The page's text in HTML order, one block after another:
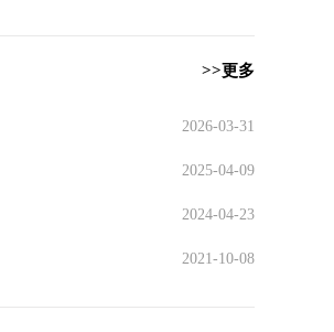
>>更多
2026-03-31
2025-04-09
2024-04-23
2021-10-08